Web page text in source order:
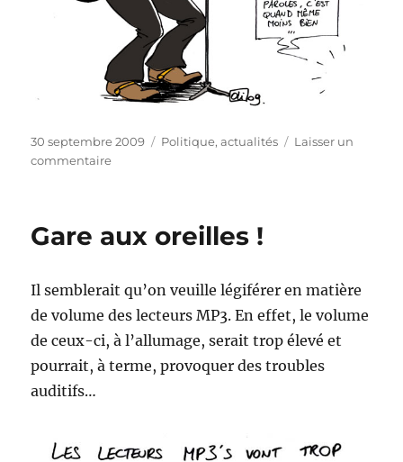
Publié
le
30 septembre 2009 Catégories
Politique, actualités
Laisser un
commentairesur
Gare aux oreilles !
Il semblerait qu’on veuille légiférer en matière
de volume des lecteurs MP3. En effet, le volume
de ceux-ci, à l’allumage, serait trop élevé et
pourrait, à terme, provoquer des troubles
auditifs…